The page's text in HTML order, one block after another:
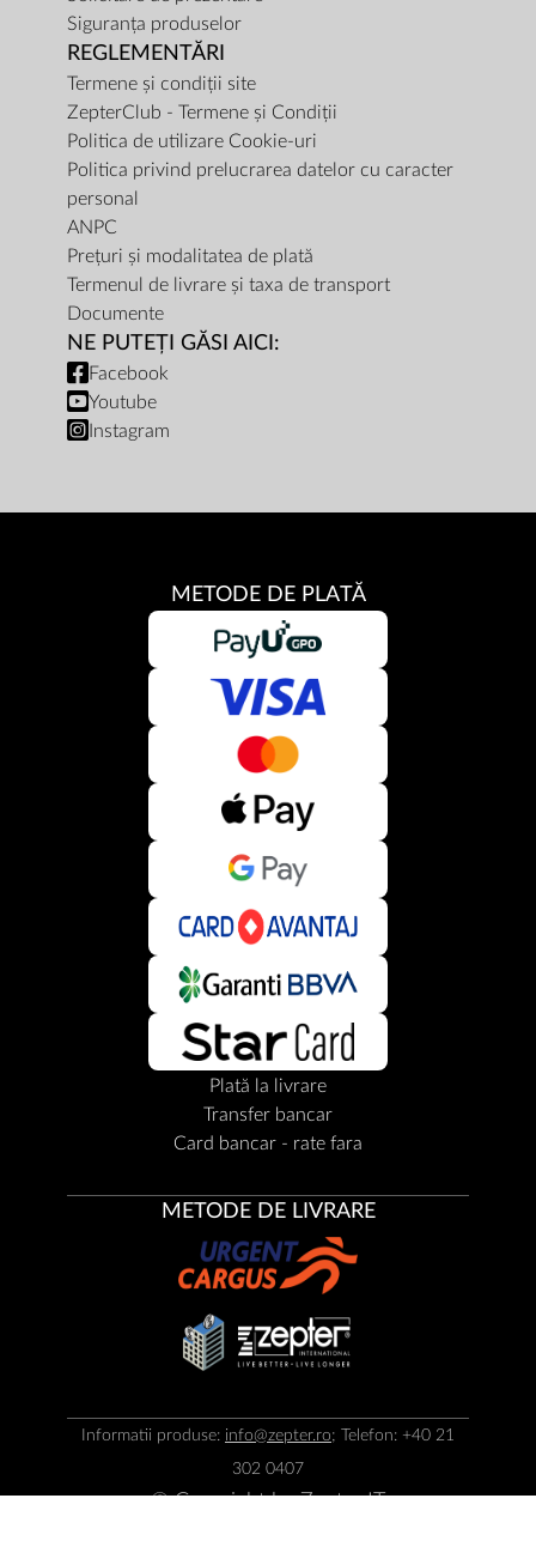
Siguranța produselor
REGLEMENTĂRI
Termene și condiții site
ZepterClub - Termene și Condiții
Politica de utilizare Cookie-uri
Politica privind prelucrarea datelor cu caracter
personal
ANPC
Prețuri și modalitatea de plată
Termenul de livrare și taxa de transport
Documente
NE PUTEȚI GĂSI AICI:
Facebook
Youtube
Instagram
METODE DE PLATĂ
Plată la livrare
Transfer bancar
Card bancar - rate fara
METODE DE LIVRARE
Informatii produse: info@zepter.ro; Telefon: +40 21
302 0407
© Copyright byZepter IT